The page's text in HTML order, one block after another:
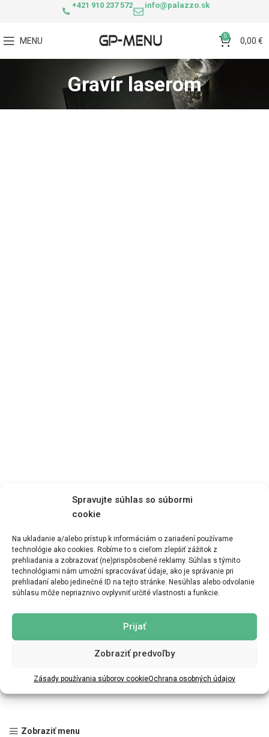
Spravujte súhlas so súbormi
cookie
Na ukladanie a/alebo prístup k informáciám o zariadení používame
technológie ako cookies. Robíme to s cieľom zlepšiť zážitok z
prehliadania a zobrazovať (ne)prispôsobené reklamy. Súhlas s týmito
technológiami nám umožní spracovávať údaje, ako je správanie pri
prehliadaní alebo jedinečné ID na tejto stránke. Nesúhlas alebo odvolanie
súhlasu môže nepriaznivo ovplyvniť určité vlastnosti a funkcie.
Prijať
Zobraziť predvoľby
Zásady používania súborov cookieOchrana osobných údajov
+421 910 237 572 info@palazzo.sk
MENU 0 0,00 €
Gravír laserom
Zobraziť menu